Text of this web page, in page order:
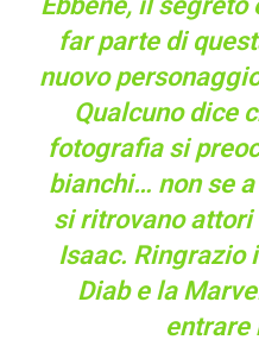
far parte di
nuovo
Qualcuno dice
fotografia si
bianchi… non se
si ritrovano attori
Isaac. Ringrazio
Diab e la
entrare